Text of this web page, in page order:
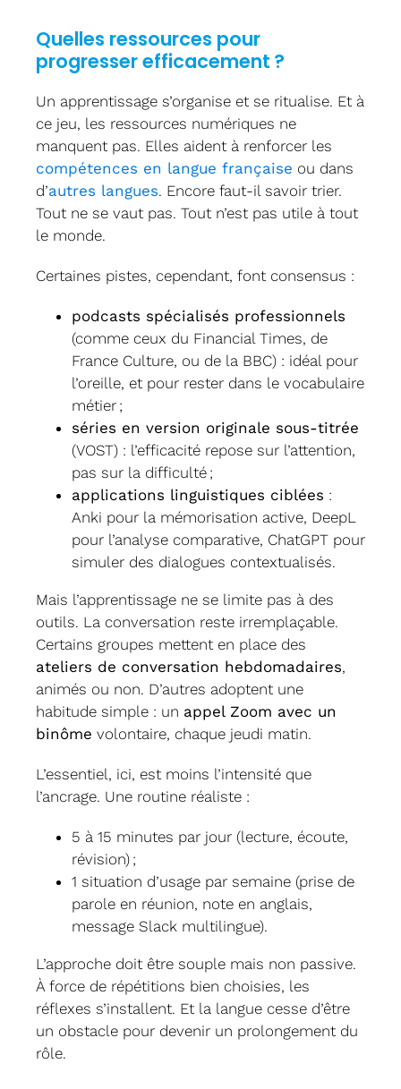
Quelles ressources pour
progresser efficacement ?
Un apprentissage s’organise et se ritualise. Et à
ce jeu, les ressources numériques ne
manquent pas. Elles aident à renforcer les
compétences en langue française ou dans
d’autres langues. Encore faut-il savoir trier.
Tout ne se vaut pas. Tout n’est pas utile à tout
le monde.
Certaines pistes, cependant, font consensus :
podcasts spécialisés professionnels
(comme ceux du Financial Times, de
France Culture, ou de la BBC) : idéal pour
l’oreille, et pour rester dans le vocabulaire
métier ;
séries en version originale sous-titrée
(VOST) : l’efficacité repose sur l’attention,
pas sur la difficulté ;
applications linguistiques ciblées :
Anki pour la mémorisation active, DeepL
pour l’analyse comparative, ChatGPT pour
simuler des dialogues contextualisés.
Mais l’apprentissage ne se limite pas à des
outils. La conversation reste irremplaçable.
Certains groupes mettent en place des
ateliers de conversation hebdomadaires,
animés ou non. D’autres adoptent une
habitude simple : un appel Zoom avec un
binôme volontaire, chaque jeudi matin.
L’essentiel, ici, est moins l’intensité que
l’ancrage. Une routine réaliste :
5 à 15 minutes par jour (lecture, écoute,
révision) ;
1 situation d’usage par semaine (prise de
parole en réunion, note en anglais,
message Slack multilingue).
L’approche doit être souple mais non passive.
À force de répétitions bien choisies, les
réflexes s’installent. Et la langue cesse d’être
un obstacle pour devenir un prolongement du
rôle.